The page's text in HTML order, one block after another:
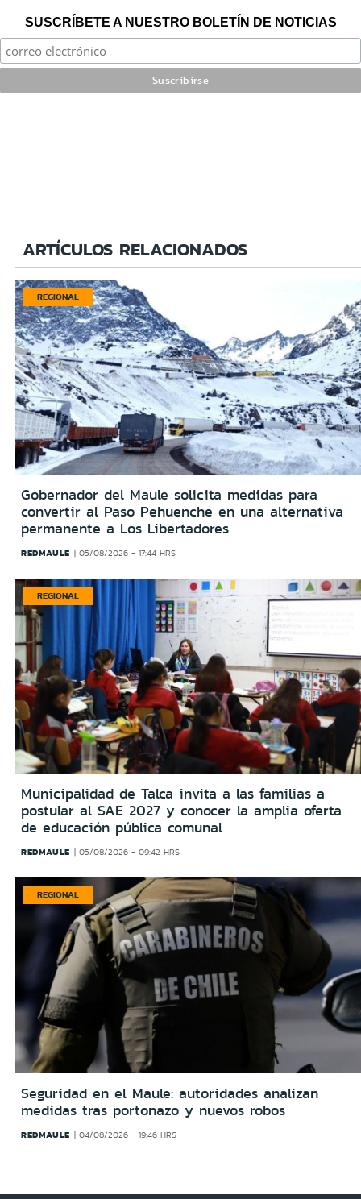
SUSCRÍBETE A NUESTRO BOLETÍN DE NOTICIAS
ARTÍCULOS RELACIONADOS
REGIONAL
Gobernador del Maule solicita medidas para
convertir al Paso Pehuenche en una alternativa
permanente a Los Libertadores
REDMAULE 05/08/2026 - 17:44 HRS
REGIONAL
Municipalidad de Talca invita a las familias a
postular al SAE 2027 y conocer la amplia oferta
de educación pública comunal
REDMAULE 05/08/2026 - 09:42 HRS
REGIONAL
Seguridad en el Maule: autoridades analizan
medidas tras portonazo y nuevos robos
REDMAULE 04/08/2026 - 19:46 HRS